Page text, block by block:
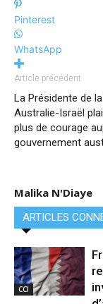
Pinterest
WhatsApp
Article précédent
La Présidente de la
Australie-Israël
plus de courage
gouvernement
Malika N'Diaye
ARTICLES
CCI